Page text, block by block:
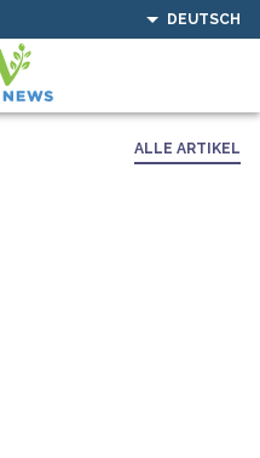
DEUTSCH
ALLE ARTIKEL